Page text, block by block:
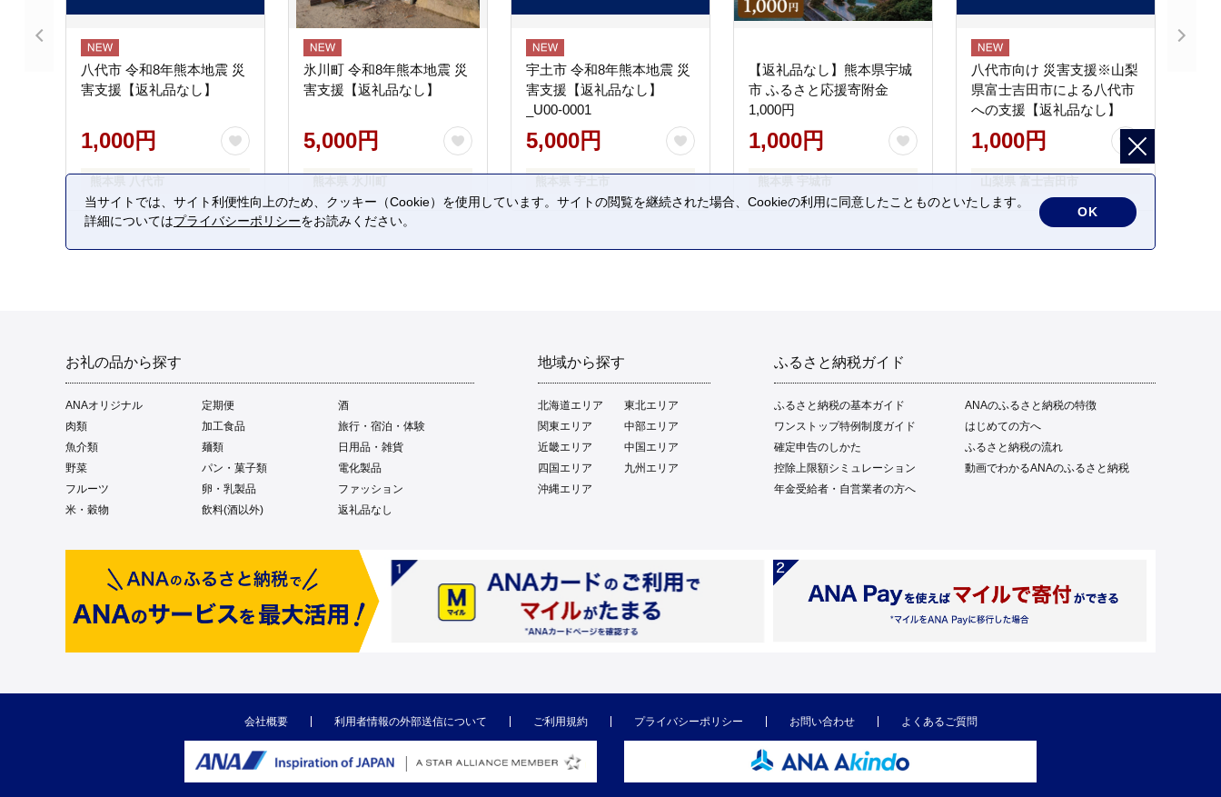
八代市 令和8年熊本地震 災
害支援【返礼品なし】
1,000円
氷川町 令和8年熊本地震 災
害支援【返礼品なし】
5,000円
宇土市 令和8年熊本地震 災
害支援【返礼品なし】
_U00-0001
5,000円
【返礼品なし】熊本県宇城
市 ふるさと応援寄附金
1,000円
1,000円
八代市向け 災害支援※山梨
県富士吉田市による八代市
への支援【返礼品なし】
1,000円
お礼の品から探す
ANAオリジナル 定期便
酒
肉類
加工食品
旅行・宿泊・体験
魚介類
麺類
日用品・雑貨
野菜
パン・菓子類
電化製品
フルーツ
卵・乳製品
ファッション
米・穀物
飲料(酒以外) 返礼品なし
地域から探す
北海道エリア
東北エリア
関東エリア
中部エリア
近畿エリア
中国エリア
四国エリア
九州エリア
沖縄エリア
ふるさと納税ガイド
ふるさと納税の基本ガイド
ANAのふるさと納税の特徴
ワンストップ特例制度ガイド
はじめての方へ
確定申告のしかた
ふるさと納税の流れ
控除上限額シミュレーション
動画でわかるANAのふるさと納税
年金受給者・自営業者の方へ
会社概要 利用者情報の外部送信について ご利用規約 プライバシーポリシー お問い合わせ よくあるご質問
当サイトでは、サイト利便性向上のため、クッキー（Cookie）を使用しています。サイトの閲覧を継続された場合、Cookieの利用に同意したことものといたします。
詳細についてはプライバシーポリシーをお読みください。
OK